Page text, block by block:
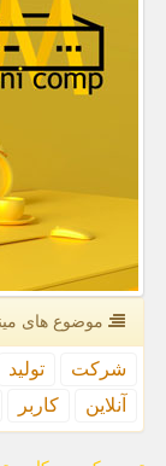
موضوع های
شركت تولید
آنلاین
كاربر